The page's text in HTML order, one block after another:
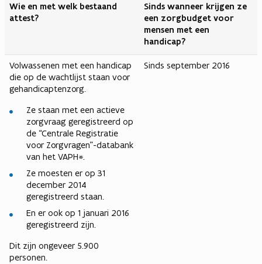
Wie en met welk bestaand
attest?
Sinds wanneer krijgen ze
een zorgbudget voor
mensen met een
handicap?
Volwassenen met een handicap
die op de wachtlijst staan voor
gehandicaptenzorg.
Ze staan met een actieve
zorgvraag geregistreerd op
de “Centrale Registratie
voor Zorgvragen”-databank
van het VAPH*.
Ze moesten er op 31
december 2014
geregistreerd staan.
En er ook op 1 januari 2016
geregistreerd zijn.
Dit zijn ongeveer 5.900
personen.
Sinds september 2016